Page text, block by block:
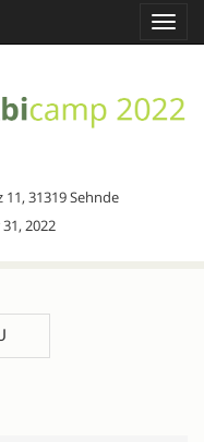
11, 31319 Sehnde
2022